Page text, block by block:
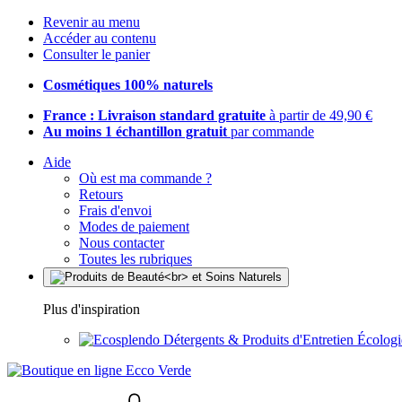
Revenir au menu
Accéder au contenu
Consulter le panier
Cosmétiques 100% naturels
France : Livraison standard gratuite à partir de 49,90 €
Au moins 1 échantillon gratuit par commande
Aide
Où est ma commande ?
Retours
Frais d'envoi
Modes de paiement
Nous contacter
Toutes les rubriques
Plus d'inspiration
Détergents & Produits d'Entretien